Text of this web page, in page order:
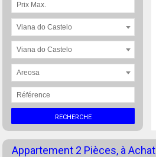
Viana do Castelo
Viana do Castelo
Areosa
RECHERCHE
Appartement 2 Pièces, à Achat